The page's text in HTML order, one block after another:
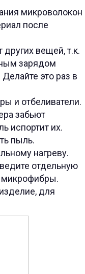
микроволокон
после
других вещей, т.к.
зарядом
это раз в
и отбеливатели.
забьют
испортит их.
пыль.
нагреву.
отдельную
микрофибры.
для